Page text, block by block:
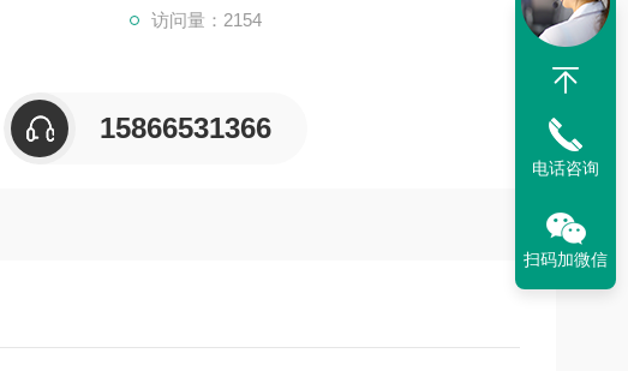
访问量：2154
15866531366
电话咨询
扫码加微信